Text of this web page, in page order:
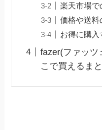
楽天市場で
価格や送料
お得に購入
fazer(ファッツ
こで買えるま